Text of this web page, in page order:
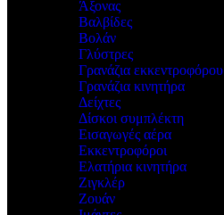
Άξονας
Βαλβίδες
Βολάν
Γλύστρες
Γρανάζια εκκεντροφόρου
Γρανάζια κινητήρα
Δείχτες
Δίσκοι συμπλέκτη
Εισαγωγές αέρα
Εκκεντροφόροι
Ελατήρια κινητήρα
Ζιγκλέρ
Ζουάν